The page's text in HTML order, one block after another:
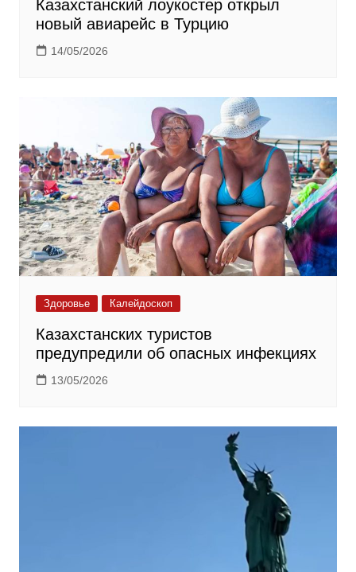
Казахстанский лоукостер открыл
новый авиарейс в Турцию
14/05/2026
Здоровье Калейдоскоп
Казахстанских туристов
предупредили об опасных инфекциях
13/05/2026